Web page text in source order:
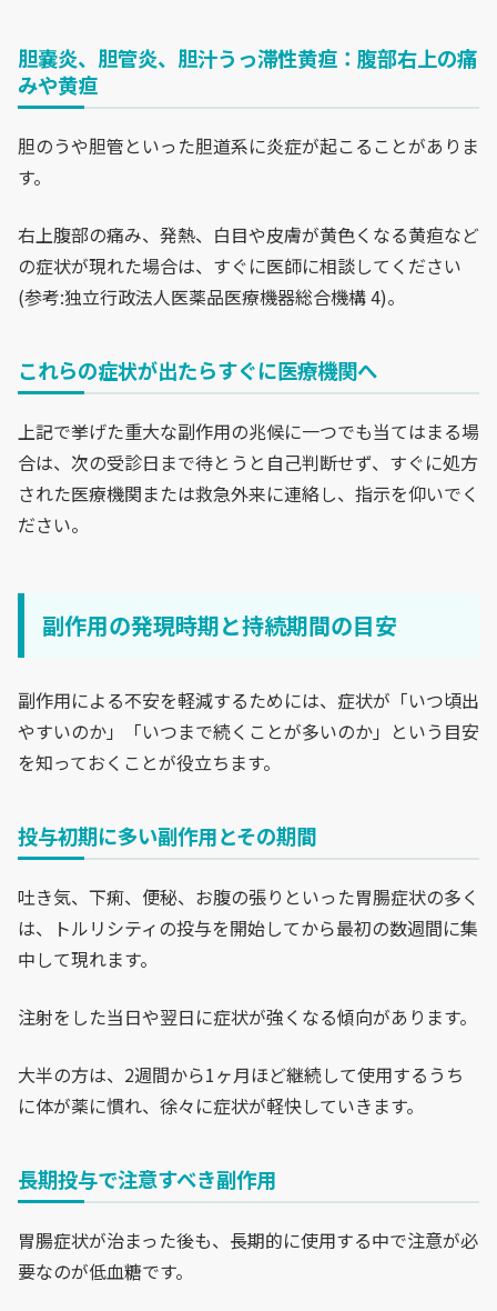
胆嚢炎、胆管炎、胆汁うっ滞性黄疸：腹部右上の痛
みや黄疸
胆のうや胆管といった胆道系に炎症が起こることがありま
す。
右上腹部の痛み、発熱、白目や皮膚が黄色くなる黄疸など
の症状が現れた場合は、すぐに医師に相談してください
(参考:独立行政法人医薬品医療機器総合機構 4)。
これらの症状が出たらすぐに医療機関へ
上記で挙げた重大な副作用の兆候に一つでも当てはまる場
合は、次の受診日まで待とうと自己判断せず、すぐに処方
された医療機関または救急外来に連絡し、指示を仰いでく
ださい。
副作用の発現時期と持続期間の目安
副作用による不安を軽減するためには、症状が「いつ頃出
やすいのか」「いつまで続くことが多いのか」という目安
を知っておくことが役立ちます。
投与初期に多い副作用とその期間
吐き気、下痢、便秘、お腹の張りといった胃腸症状の多く
は、トルリシティの投与を開始してから最初の数週間に集
中して現れます。
注射をした当日や翌日に症状が強くなる傾向があります。
大半の方は、2週間から1ヶ月ほど継続して使用するうち
に体が薬に慣れ、徐々に症状が軽快していきます。
長期投与で注意すべき副作用
胃腸症状が治まった後も、長期的に使用する中で注意が必
要なのが低血糖です。